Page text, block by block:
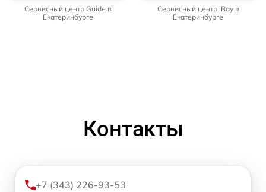
Сервисный центр Guide в
Екатеринбурге
Сервисный центр iRay в
Екатеринбурге
Контакты
+7 (343) 226-93-53